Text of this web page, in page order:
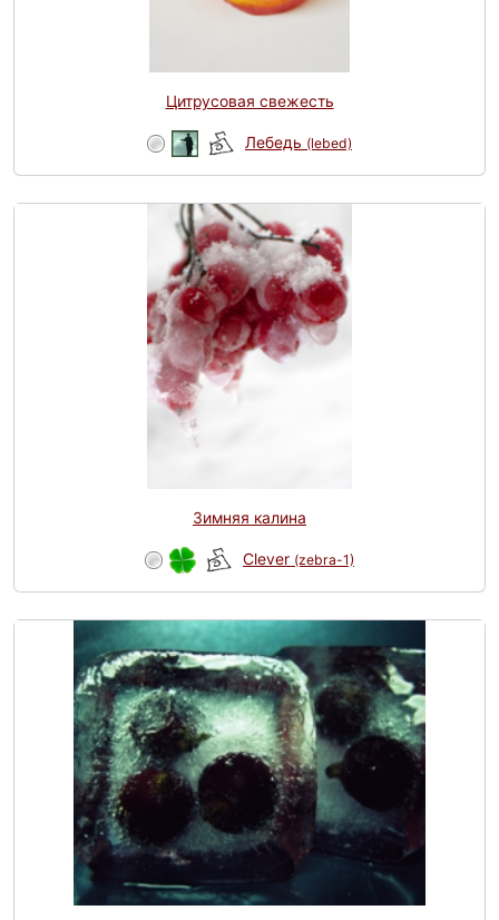
Цитрусовая свежесть
Лебедь (lebed)
Зимняя калина
Clever (zebra-1)